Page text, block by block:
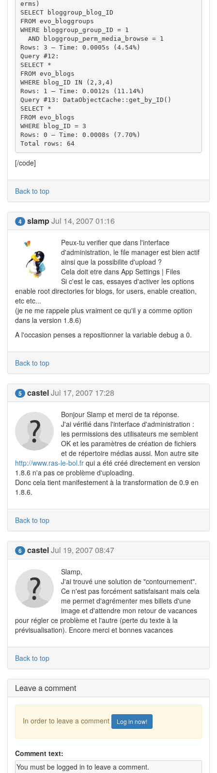
erms)
SELECT bloggroup_blog_ID
FROM evo_bloggroups
WHERE bloggroup_group_ID = 1
Rows: 3 – Time: 0.0005s (4.54%)
Query #12:
SELECT *
FROM evo_blogs
WHERE blog_ID IN (2,3,4)
Rows: 1 – Time: 0.0012s (11.14%)
Query #13: DataObjectCache::get_by_ID()
SELECT *
FROM evo_blogs
WHERE blog_ID = 3
Rows: 0 – Time: 0.0008s (7.70%)
Total rows: 64
[/code]
Back to top
4 slampJul 14, 2007 01:16
Peux-tu verifier que dans l'interface
d'administration, le file manager est bien actif
ainsi que la possibilite d'upload ?
Cela doit etre dans App Settings | Files
Si c'est le cas, essayes d'activer les options
enable root directories for blogs, for users, enable creation,
etc etc...
(je ne me rappele plus vraiment ce qu'il y a comme option
dans la version 1.8.6)
A l'occasion penses a repositionner la variable debug a 0.
Back to top
5 castelJul 17, 2007 17:28
Bonjour Slamp et merci de ta réponse.
J'ai vérifié dans l'interface d'administration :
les permissions des utilisateurs me semblent
OK et les paramètres de création de fichiers
et de répertoire médias aussi. Mon autre site
http://www.ras-le-bol.fr qui a été créé directement en version
1.8.6 n'a pas ce problème d'uploading.
Donc cela tient manifestement à la transformation de 0.9 en
1.8.6.
Back to top
6 castelJul 19, 2007 08:47
Slamp,
J'ai trouvé une solution de "contournement".
Ce n'est pas forcément satisfaisant mais cela
me permet d'agrémenter mes billets d'une
image et d'attendre mon retour de vacances
pour régler ce problème et l'autre (perte du texte à la
prévisualisation). Encore merci et bonnes vacances
Back to top
Leave a comment
In order to leave a comment Log in now!
Comment text: